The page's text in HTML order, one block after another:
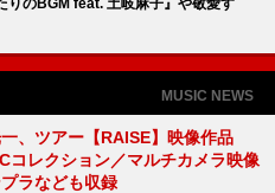
MUSIC NEWS
、ツアー【RAISE】映像作品
レクション／マルチカメラ映像
ラなども収録